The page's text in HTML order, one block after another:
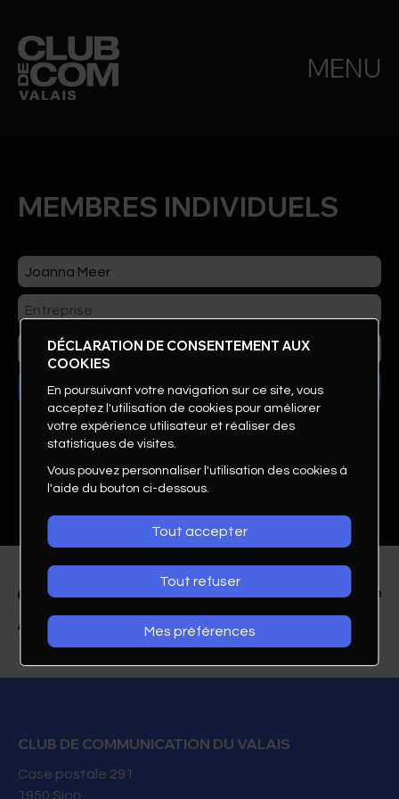
MENU
MEMBRES INDIVIDUELS
Joanna Meer
Evadiss
CLUB DE COMMUNICATION DU VALAIS
Case postale 291
1950 Sion
DÉCLARATION DE CONSENTEMENT AUX
COOKIES
En poursuivant votre navigation sur ce site, vous
acceptez l'utilisation de cookies pour améliorer
votre expérience utilisateur et réaliser des
statistiques de visites.
Vous pouvez personnaliser l'utilisation des cookies à
l'aide du bouton ci-dessous.
Tout accepter
Tout refuser
Mes préférences